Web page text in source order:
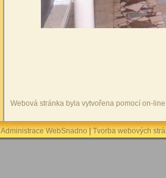
Webová stránka byla vytvořena pomocí on-
Administrace WebSnadno Tvorba webových